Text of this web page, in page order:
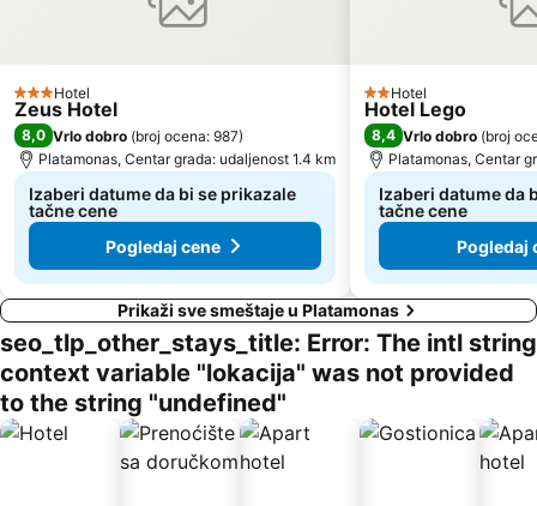
3 Zvezdice
Hotel
Zeus Hotel
8,0 Vrlo dobro (broj ocena: 987)
Platamonas, Centar grada: udaljenost 1.4 km
Izaberi datume da bi se prikazale
tačne cene
Pogledaj cene
2 Zvezdice
Hotel
Hotel Lego
8,4 Vrlo dobro (broj
Platamonas, Centar
Izaberi datume da
tačne cene
Pogledaj
Prikaži sve smeštaje u Platamonas
seo_tlp_other_stays_title: Error: The intl string
context variable "lokacija" was not provided
to the string "undefined"